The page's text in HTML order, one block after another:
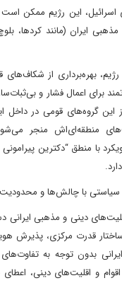
اسرائیل، این رژیم ممکن
ایران (مانند کردها،
بهره‌برداری از شکاف‌های
برای اعمال فشار و
گروه‌های قومی در داخل
منطقه‌ای‌اش منجر
با منطق “دکترین پیرامونی
سیاستی با چالش‌ها و
دینی و مذهبی ایرانی
قدرت مرکزی، پذیرش
بدون توجه به
و اقلیت‌های دینی،